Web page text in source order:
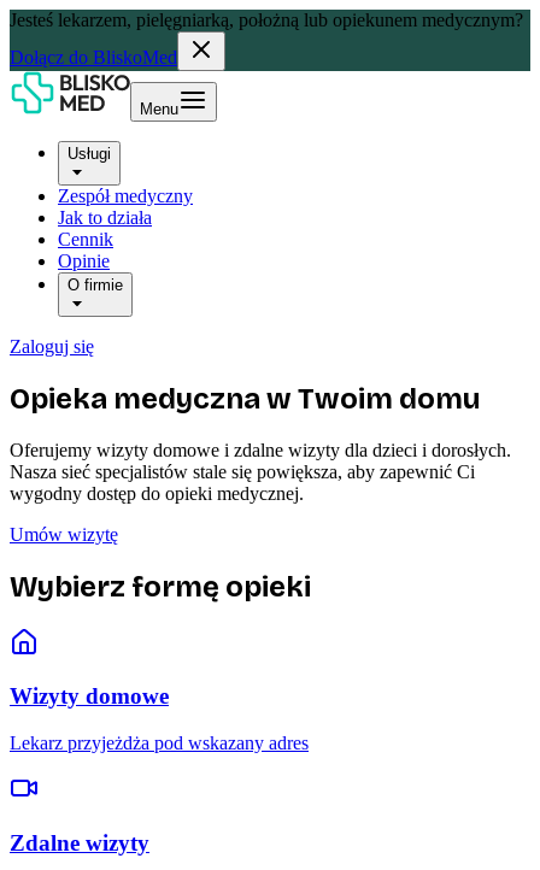
Jesteś lekarzem, pielęgniarką, położną lub opiekunem medycznym?
Dołącz do BliskoMed
Menu
Usługi
Zespół medyczny
Jak to działa
Cennik
Opinie
O firmie
Zaloguj się
Opieka medyczna w Twoim domu
Oferujemy wizyty domowe i zdalne wizyty dla dzieci i dorosłych.
Nasza sieć specjalistów stale się powiększa, aby zapewnić Ci
wygodny dostęp do opieki medycznej.
Umów wizytę
Wybierz formę opieki
Wizyty domowe
Lekarz przyjeżdża pod wskazany adres
Zdalne wizyty